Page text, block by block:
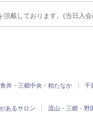
戴しております。(当日入
青井・三郷中央・柏たなか 千
あるサロン 流山・三郷・野